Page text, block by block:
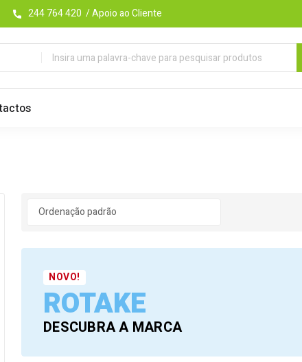
244 764 420 / Apoio ao Cliente
NOVO!
ROTAKE
DESCUBRA A MARCA